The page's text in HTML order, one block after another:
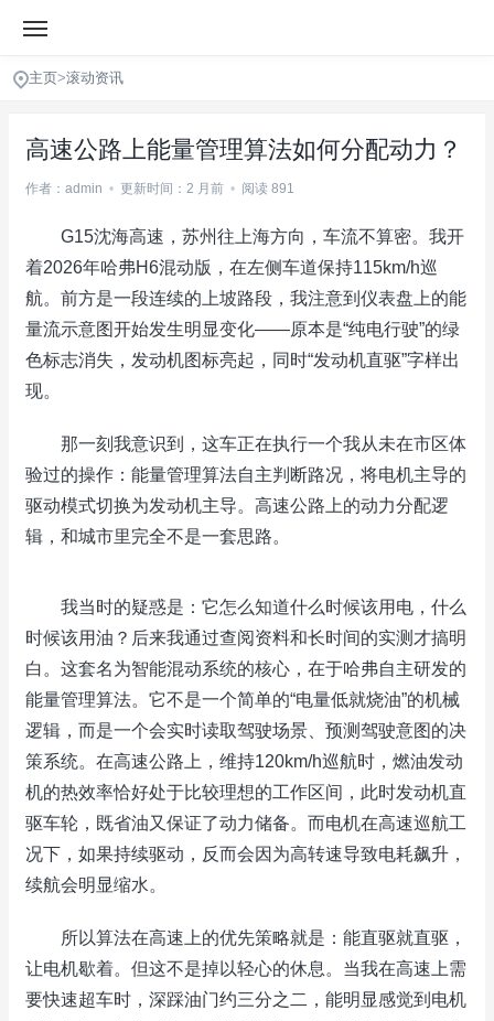
主页>滚动资讯
高速公路上能量管理算法如何分配动力？
作者：admin • 更新时间：2 月前 • 阅读 891
G15沈海高速，苏州往上海方向，车流不算密。我开
着2026年哈弗H6混动版，在左侧车道保持115km/h巡
航。前方是一段连续的上坡路段，我注意到仪表盘上的能
量流示意图开始发生明显变化——原本是“纯电行驶”的绿
色标志消失，发动机图标亮起，同时“发动机直驱”字样出
现。
那一刻我意识到，这车正在执行一个我从未在市区体
验过的操作：能量管理算法自主判断路况，将电机主导的
驱动模式切换为发动机主导。高速公路上的动力分配逻
辑，和城市里完全不是一套思路。
我当时的疑惑是：它怎么知道什么时候该用电，什么
时候该用油？后来我通过查阅资料和长时间的实测才搞明
白。这套名为智能混动系统的核心，在于哈弗自主研发的
能量管理算法。它不是一个简单的“电量低就烧油”的机械
逻辑，而是一个会实时读取驾驶场景、预测驾驶意图的决
策系统。在高速公路上，维持120km/h巡航时，燃油发动
机的热效率恰好处于比较理想的工作区间，此时发动机直
驱车轮，既省油又保证了动力储备。而电机在高速巡航工
况下，如果持续驱动，反而会因为高转速导致电耗飙升，
续航会明显缩水。
所以算法在高速上的优先策略就是：能直驱就直驱，
让电机歇着。但这不是掉以轻心的休息。当我在高速上需
要快速超车时，深踩油门约三分之二，能明显感觉到电机